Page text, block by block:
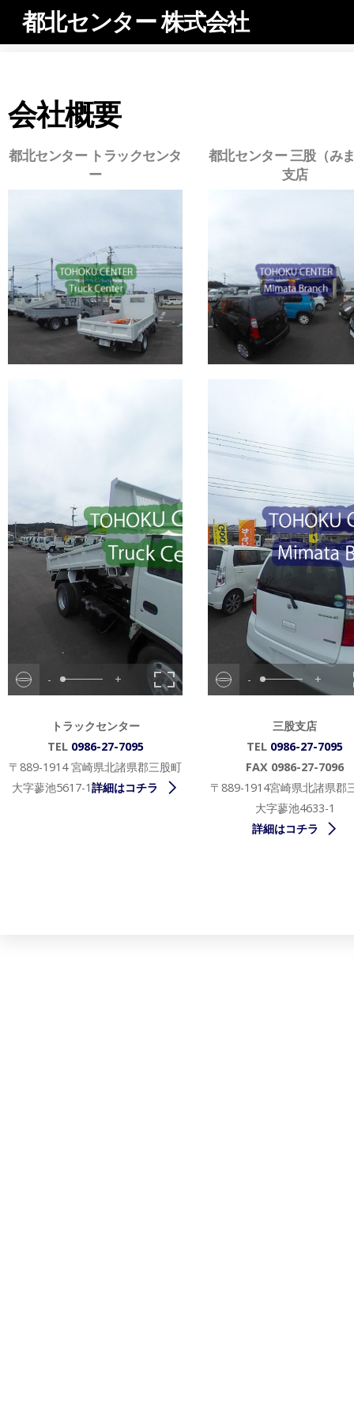
都北センター 株式会社
会社概要
都北センター トラックセンタ
ー
- +
トラックセンター
TEL 0986-27-7095
〒889-1914 宮崎県北諸県郡三股町
大字蓼池5617-1詳細はコチラ
都北センター 三股（み
支店
- +
三股支店
TEL 0986-27-7095
FAX 0986-27-7096
〒889-1914宮崎県北諸県郡
大字蓼池4633-1
詳細はコチラ